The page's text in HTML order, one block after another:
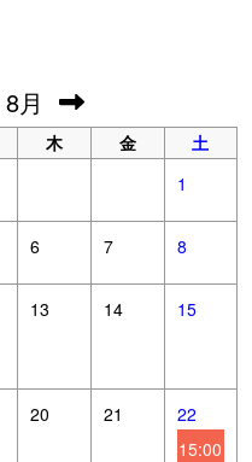
8月
木 金
土
1
6 7 8
13 14 15
20 21
22
15:00